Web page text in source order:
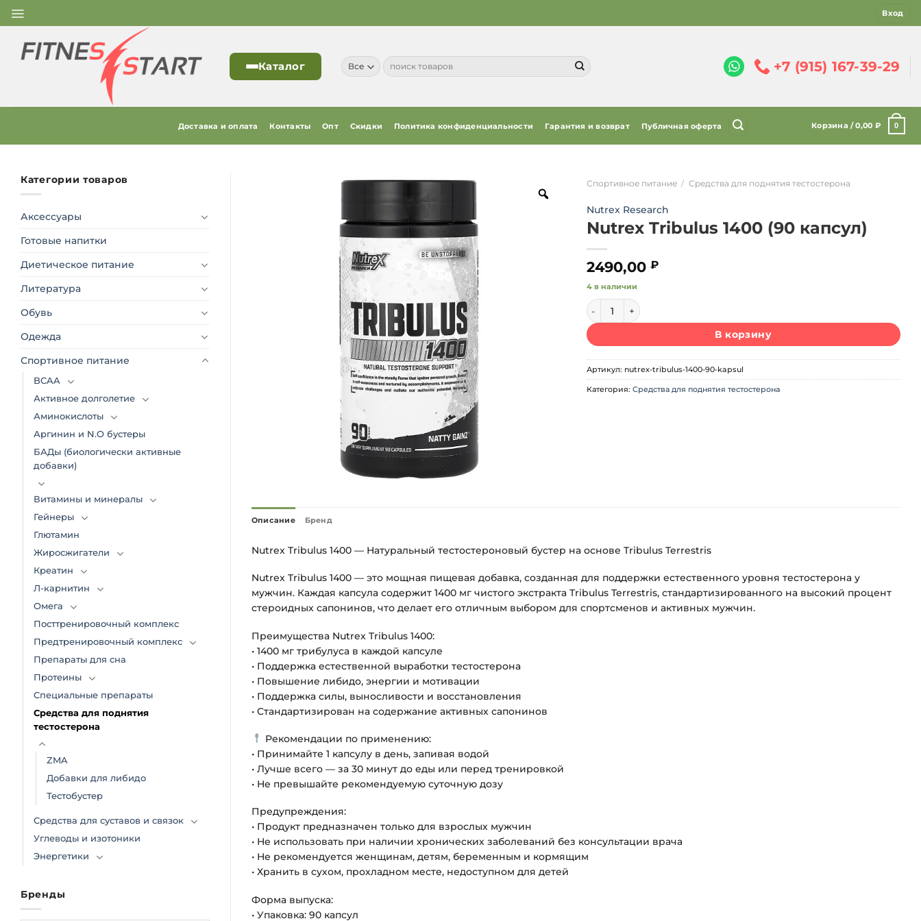
Skip
Вход
Каталог Искать: +7 (915) 167-39-29
Доставка и оплата Контакты Опт Скидки Политика конфиденциальности Гарантия и возврат Публичная оферта Корзина /0,00 ₽ 0
Категории товаров
Аксессуары
Готовые напитки
Диетическое питание
Литература
Обувь
Одежда
Спортивное питание
BCAA
Активное долголетие
Аминокислоты
Аргинин и N.O бустеры
БАДы (биологически активные
добавки)
Витамины и минералы
Гейнеры
Глютамин
Жиросжигатели
Креатин
Л-карнитин
Омега
Посттренировочный комплекс
Предтренировочный комплекс
Препараты для сна
Протеины
Специальные препараты
Средства для поднятия
тестостерона
ZMA
Добавки для либидо
Тестобустер
Средства для суставов и связок
Углеводы и изотоники
Энергетики
Бренды
Спортивное питание / Средства для поднятия тестостерона
Nutrex Research
Nutrex Tribulus 1400 (90 капсул)
2490,00 ₽
4 в наличии
Количество товара Nutrex Tribulus 1400 (90 капсул)
В корзину
Артикул: nutrex-tribulus-1400-90-kapsul
Категория: Средства для поднятия тестостерона
Описание Бренд
Nutrex Tribulus 1400 — Натуральный тестостероновый бустер на основе Tribulus Terrestris
Nutrex Tribulus 1400 — это мощная пищевая добавка, созданная для поддержки естественного уровня тестостерона у
мужчин. Каждая капсула содержит 1400 мг чистого экстракта Tribulus Terrestris, стандартизированного на высокий процент
стероидных сапонинов, что делает его отличным выбором для спортсменов и активных мужчин.
Преимущества Nutrex Tribulus 1400:
• 1400 мг трибулуса в каждой капсуле
• Поддержка естественной выработки тестостерона
• Повышение либидо, энергии и мотивации
• Поддержка силы, выносливости и восстановления
• Стандартизирован на содержание активных сапонинов
Рекомендации по применению:
• Принимайте 1 капсулу в день, запивая водой
• Лучше всего — за 30 минут до еды или перед тренировкой
• Не превышайте рекомендуемую суточную дозу
Предупреждения:
• Продукт предназначен только для взрослых мужчин
• Не использовать при наличии хронических заболеваний без консультации врача
• Не рекомендуется женщинам, детям, беременным и кормящим
• Хранить в сухом, прохладном месте, недоступном для детей
Форма выпуска:
• Упаковка: 90 капсул